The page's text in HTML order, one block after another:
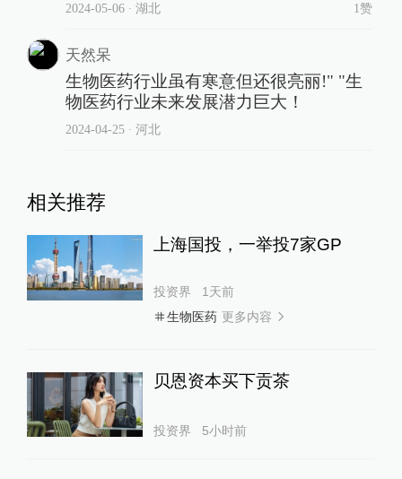
2024-05-06∙ 湖北 1赞
天然呆
生物医药行业虽有寒意但还很亮丽!" "生
物医药行业未来发展潜力巨大！
2024-04-25∙ 河北
相关推荐
上海国投，一举投7家GP
投资界
1天前
生物医药 更多内容
贝恩资本买下贡茶
投资界 5小时前